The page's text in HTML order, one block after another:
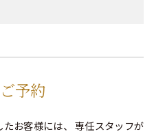
予約
お客様には、
専任スタッフが